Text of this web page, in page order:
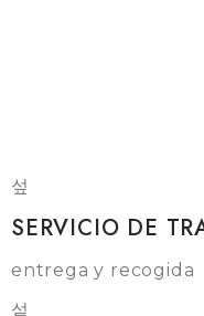
SERVICIO DE
entrega y recogida